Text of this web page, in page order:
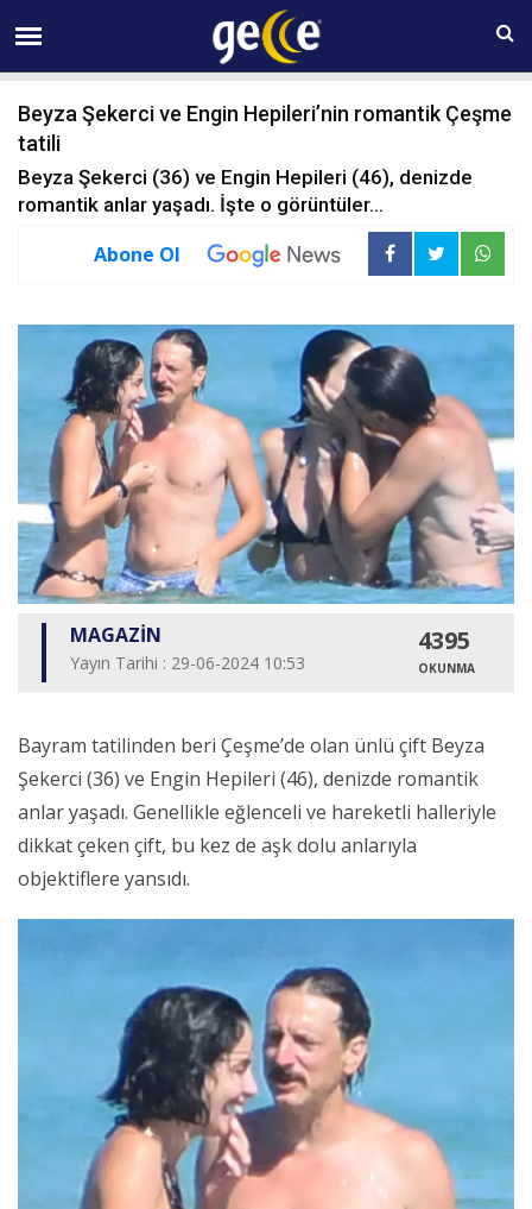
09 AĞUSTOS Pazar 14:15
Beyza Şekerci ve Engin Hepileri’nin romantik Çeşme
tatili
Beyza Şekerci (36) ve Engin Hepileri (46), denizde
romantik anlar yaşadı. İşte o görüntüler...
Abone Ol
MAGAZİN
Yayın Tarihi : 29-06-2024 10:53
4395
OKUNMA
Bayram tatilinden beri Çeşme’de olan ünlü çift Beyza
Şekerci (36) ve Engin Hepileri (46), denizde romantik
anlar yaşadı. Genellikle eğlenceli ve hareketli halleriyle
dikkat çeken çift, bu kez de aşk dolu anlarıyla
objektiflere yansıdı.